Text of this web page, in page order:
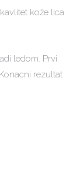
kože lica.
ledom. Prvi
rezultat